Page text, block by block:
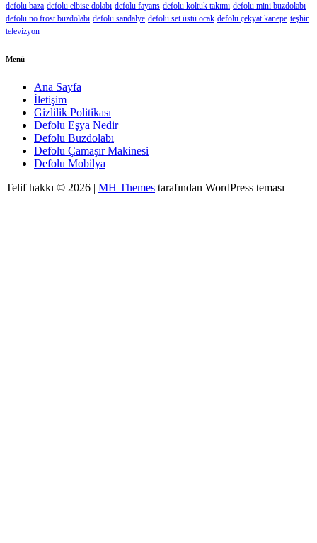
defolu baza defolu elbise dolabı defolu fayans defolu koltuk takımı defolu mini buzdolabı
defolu no frost buzdolabı defolu sandalye defolu set üstü ocak defolu çekyat kanepe teşhir
televizyon
Menü
Ana Sayfa
İletişim
Gizlilik Politikası
Defolu Eşya Nedir
Defolu Buzdolabı
Defolu Çamaşır Makinesi
Defolu Mobilya
Telif hakkı © 2026 | MH Themes tarafından WordPress teması